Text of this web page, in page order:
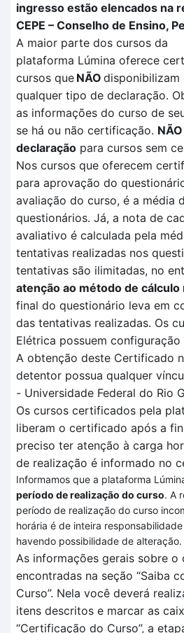
ingresso estão elencados na
CEPE – Conselho de Ensino,
A maior parte dos cursos da
plataforma Lúmina oferece
cursos que NÃO
qualquer tipo de declaração.
as informações do curso de
se há ou não certificação. NÃO
declaração para cursos sem
Nos cursos que oferecem
para aprovação do
avaliação do curso, é a média
questionários. Já, a nota de
avaliativo é calculada pela
tentativas realizadas nos
tentativas são ilimitadas, no
atenção ao método de cálculo
final do questionário leva em
das tentativas realizadas. Os
Elétrica possuem
A obtenção deste Certificado
detentor possua qualquer
- Universidade Federal do Rio
Os cursos certificados pela
liberam o certificado após a
preciso ter atenção à carga
de realização é informado no
Informamos que a plataforma
período de realização do curso. A
período de realização do curso
horária é de inteira
havendo possibilidade de alteração.
As informações gerais sobre o
encontradas na seção “Saiba
Curso”. Nela você deverá
itens descritos e marcar as
“Certificação do Curso”, a eta